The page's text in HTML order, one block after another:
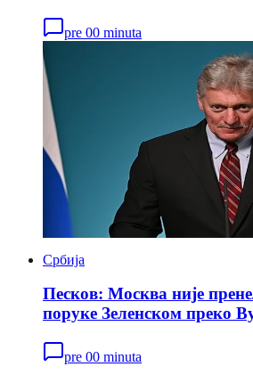
pre 00 minuta
Србија
Песков: Москва није
поруке Зеленском преко
pre 00 minuta